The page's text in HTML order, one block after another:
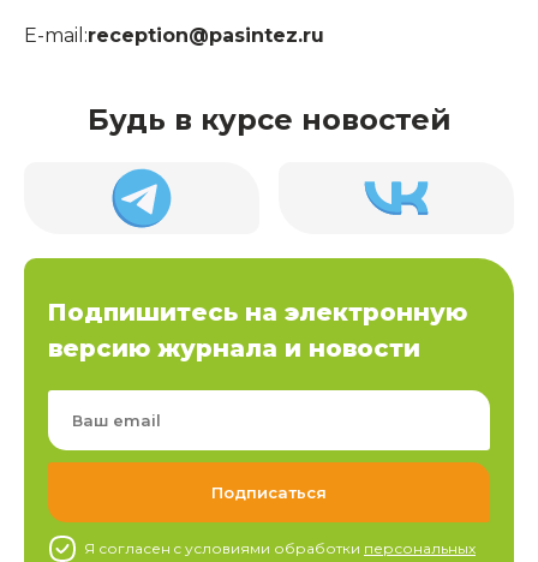
E-mail:reception@pasintez.ru
Будь в курсе новостей
Подпишитесь на электронную
версию журнала и новости
Я согласен c условиями обработки персональных